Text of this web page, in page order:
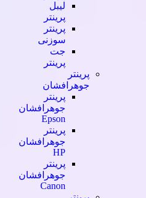
لیبل
پرینتر
پرینتر
سوزنی
جت
پرینتر
پرینتر
جوهرافشان
پرینتر
جوهرافشان
Epson
پرینتر
جوهرافشان
HP
پرینتر
جوهرافشان
Canon